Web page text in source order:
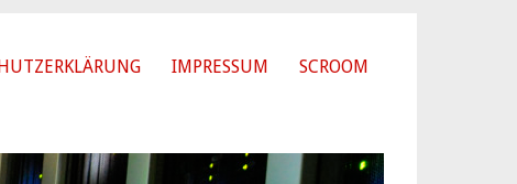
IMPRESSUM SCROOM